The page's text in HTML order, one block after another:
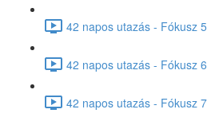
42 napos utazás - Fókusz
42 napos utazás - Fókusz
42 napos utazás - Fókusz